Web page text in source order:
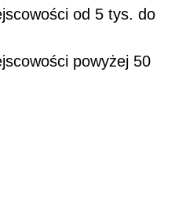
od 5 tys. do
powyżej 50